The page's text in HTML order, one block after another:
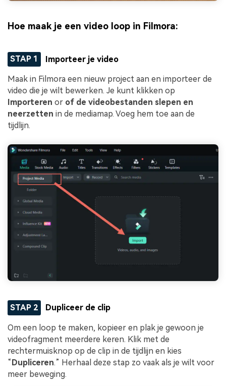
Hoe maak je een video loop in Filmora:
STAP 1 Importeer je video
Maak in Filmora een nieuw project aan en importeer de
video die je wilt bewerken. Je kunt klikken op
Importeren or of de videobestanden slepen en
neerzetten in de mediamap. Voeg hem toe aan de
tijdlijn.
STAP 2 Dupliceer de clip
Om een loop te maken, kopieer en plak je gewoon je
videofragment meerdere keren. Klik met de
rechtermuisknop op de clip in de tijdlijn en kies
“Dupliceren.” Herhaal deze stap zo vaak als je wilt voor
meer beweging.